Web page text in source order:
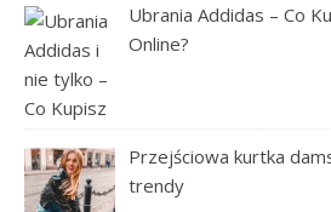
Ubrania Addidas – Co
Online?
Przejściowa kurtka
trendy